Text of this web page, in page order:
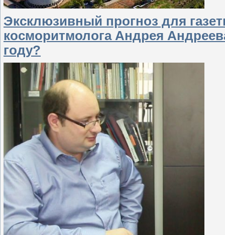
Эксклюзивный прогноз для
косморитмолога Андрея
году?